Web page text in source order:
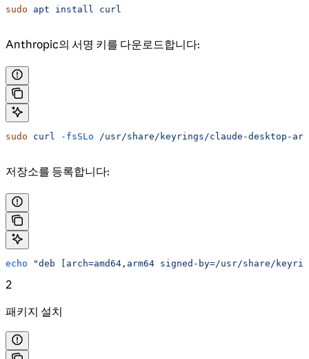
sudo apt install curl
Anthropic의 서명 키를 다운로드합니다:
sudo curl -fsSLo /usr/share/keyrings/claude-desktop-
저장소를 등록합니다:
echo "deb [arch=amd64,arm64 signed-by=/usr/share/
2
패키지 설치